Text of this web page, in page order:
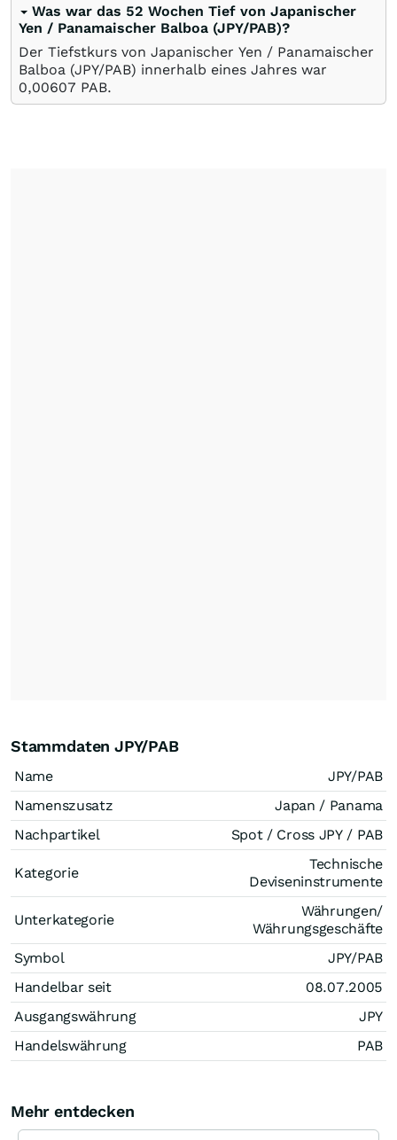
Was war das 52 Wochen Tief von Japanischer
Yen / Panamaischer Balboa (JPY/PAB)?
Der Tiefstkurs von Japanischer Yen / Panamaischer
Balboa (JPY/PAB) innerhalb eines Jahres war
0,00607 PAB.
Stammdaten JPY/PAB
Name
JPY/PAB
Namenszusatz
Japan / Panama
Nachpartikel
Spot / Cross JPY / PAB
Kategorie
Technische
Deviseninstrumente
Unterkategorie
Währungen/
Währungsgeschäfte
Symbol
JPY/PAB
Handelbar seit
08.07.2005
Ausgangswährung
JPY
Handelswährung
PAB
Mehr entdecken